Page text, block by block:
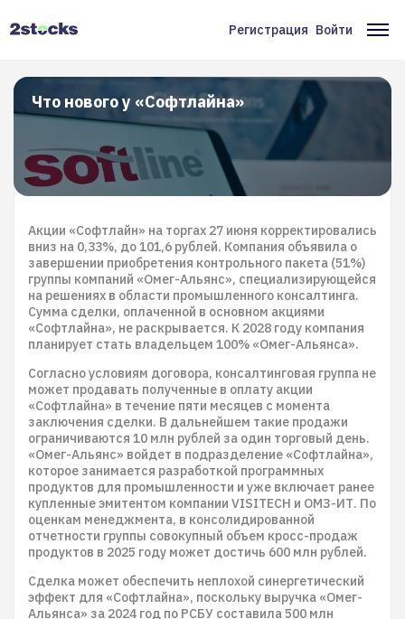
Меню
учётной
записи
пользователя
Регистрация Войти
Что нового у «Софтлайна»
Акции «Софтлайн» на торгах 27 июня корректировались
вниз на 0,33%, до 101,6 рублей. Компания объявила о
завершении приобретения контрольного пакета (51%)
группы компаний «Омег-Альянс», специализирующейся
на решениях в области промышленного консалтинга.
Сумма сделки, оплаченной в основном акциями
«Софтлайна», не раскрывается. К 2028 году компания
планирует стать владельцем 100% «Омег-Альянса».
Согласно условиям договора, консалтинговая группа не
может продавать полученные в оплату акции
«Софтлайна» в течение пяти месяцев с момента
заключения сделки. В дальнейшем такие продажи
ограничиваются 10 млн рублей за один торговый день.
«Омег-Альянс» войдет в подразделение «Софтлайна»,
которое занимается разработкой программных
продуктов для промышленности и уже включает ранее
купленные эмитентом компании VISITECH и ОМЗ-ИТ. По
оценкам менеджмента, в консолидированной
отчетности группы совокупный объем кросс-продаж
продуктов в 2025 году может достичь 600 млн рублей.
Сделка может обеспечить неплохой синергетический
эффект для «Софтлайна», поскольку выручка «Омег-
Альянса» за 2024 год по РСБУ составила 500 млн